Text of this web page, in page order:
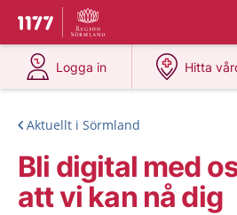
Till startsidan för 1177
Du har valt region
Logga in
på 1177.se
Hitta
på
Aktuellt i Sörmland
Bli digital med
att vi kan nå dig